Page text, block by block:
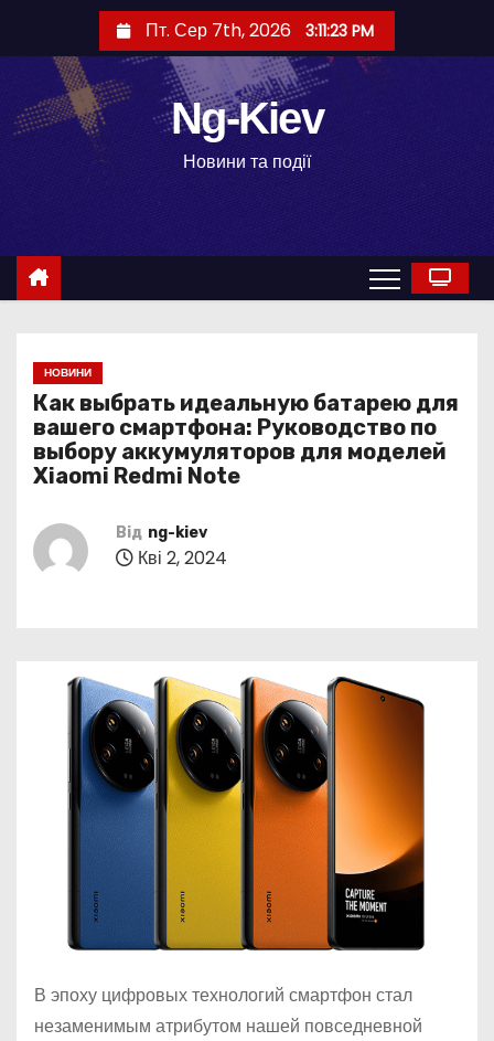
й
о
Пт. Сер 7th, 2026 3:11:24 PM
Ng-Kiev
Новини та події
НОВИНИ
Как выбрать идеальную батарею для
вашего смартфона: Руководство по
выбору аккумуляторов для моделей
Xiaomi Redmi Note
Від ng-kiev
Кві 2, 2024
В эпоху цифровых технологий смартфон стал
незаменимым атрибутом нашей повседневной